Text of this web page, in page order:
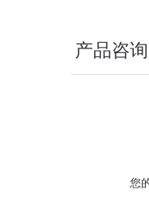
产品咨询
您